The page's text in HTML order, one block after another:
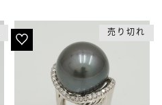
売り切れ